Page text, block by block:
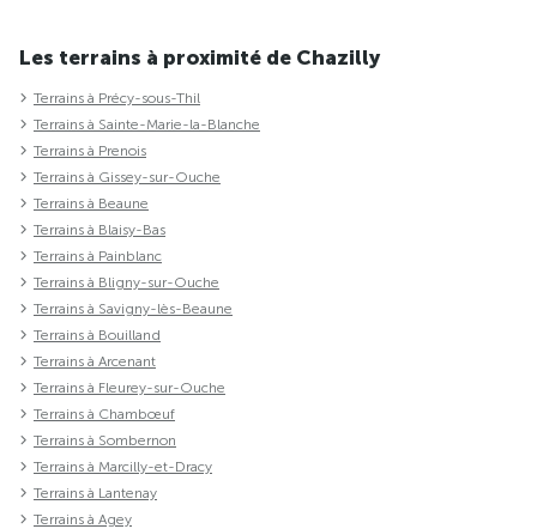
Les terrains à proximité de Chazilly
Terrains à Précy-sous-Thil
Terrains à Sainte-Marie-la-Blanche
Terrains à Prenois
Terrains à Gissey-sur-Ouche
Terrains à Beaune
Terrains à Blaisy-Bas
Terrains à Painblanc
Terrains à Bligny-sur-Ouche
Terrains à Savigny-lès-Beaune
Terrains à Bouilland
Terrains à Arcenant
Terrains à Fleurey-sur-Ouche
Terrains à Chambœuf
Terrains à Sombernon
Terrains à Marcilly-et-Dracy
Terrains à Lantenay
Terrains à Agey